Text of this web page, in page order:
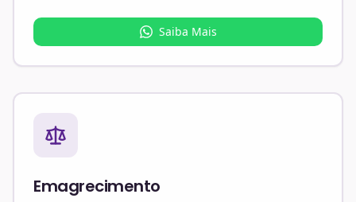
Saiba Mais
Emagrecimento